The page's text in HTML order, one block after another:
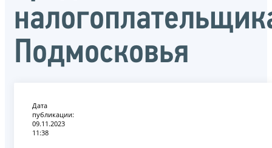
Подмосковья
Дата
публикации:
09.11.2023
11:38